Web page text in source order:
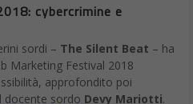
cybercrimine e
sordi – The Silent Beat – ha
Marketing Festival 2018
approfondito poi
docente sordo Devy Mariotti.